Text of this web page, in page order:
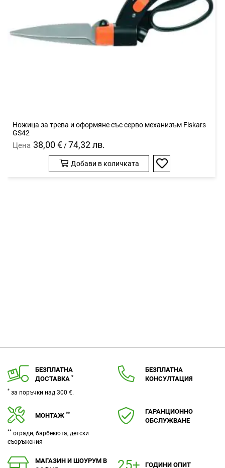
Ножицa за трева и оформяне със серво механизъм Fiskars
GS42
Цена 38,00 €/74,32 лв.
Добави в количката
Добави
БЕЗПЛАТНА
ДОСТАВКА *
* за поръчки над 300 €.
БЕЗПЛАТНА
КОНСУЛТАЦИЯ
МОНТАЖ **
** огради, барбекюта, детски
съоръжения
ГАРАНЦИОННО
ОБСЛУЖВАНЕ
МАГАЗИН И ШОУРУМ В
ГОДИНИ ОПИТ